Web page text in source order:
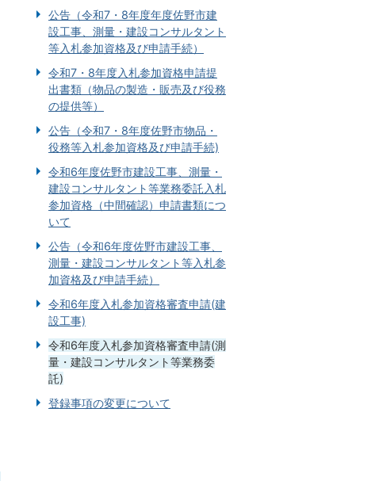
公告（令和7・8年度年度佐野市建
設工事、測量・建設コンサルタント
等入札参加資格及び申請手続）
令和7・8年度入札参加資格申請提
出書類（物品の製造・販売及び役務
の提供等）
公告（令和7・8年度佐野市物品・
役務等入札参加資格及び申請手続)
令和6年度佐野市建設工事、測量・
建設コンサルタント等業務委託入札
参加資格（中間確認）申請書類につ
いて
公告（令和6年度佐野市建設工事、
測量・建設コンサルタント等入札参
加資格及び申請手続）
令和6年度入札参加資格審査申請(建
設工事)
令和6年度入札参加資格審査申請(測
量・建設コンサルタント等業務委
託)
登録事項の変更について